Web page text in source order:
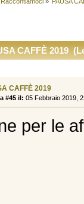
CAFFÈ 2019
CAFFÈ 2019
#45 il: 05 Febbraio 2019,
per le